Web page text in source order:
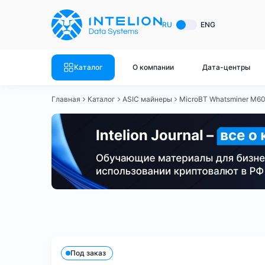
RU ENG
Каталог О компании Дата-центры
ASIC майнеры
Canaan
Innosilicon
Готовый
Готовый
Готовый
Готовый
Готовый
Главная Каталог ASIC майнеры MicroBT Whatsminer
Под заказ